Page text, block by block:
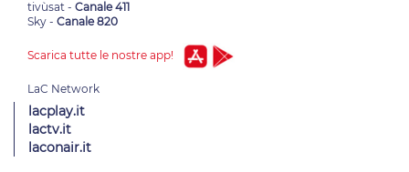
tivùsat - Canale 411
Sky - Canale 820
Scarica tutte le nostre app!
lacplay.it
lactv.it
laconair.it